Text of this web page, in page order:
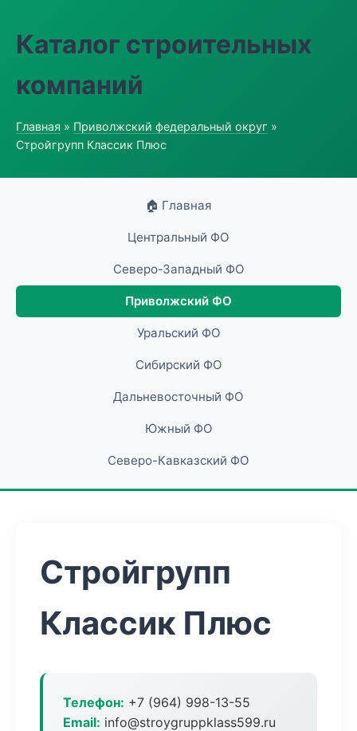
Каталог строительных
компаний
Главная » Приволжский федеральный округ »
Стройгрупп Классик Плюс
🏠 Главная
Центральный ФО
Северо-Западный ФО
Приволжский ФО
Уральский ФО
Сибирский ФО
Дальневосточный ФО
Южный ФО
Северо-Кавказский ФО
Стройгрупп
Классик Плюс
Телефон: +7 (964) 998-13-55
Email: info@stroygruppklass599.ru